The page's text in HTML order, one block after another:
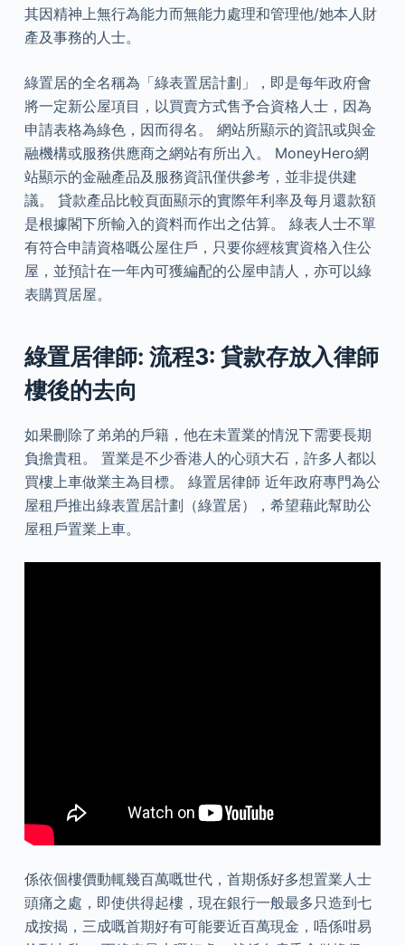
其因精神上無行為能力而無能力處理和管理他/她本人財
產及事務的人士。
綠置居的全名稱為「綠表置居計劃」，即是每年政府會
將一定新公屋項目，以買賣方式售予合資格人士，因為
申請表格為綠色，因而得名。 網站所顯示的資訊或與金
融機構或服務供應商之網站有所出入。 MoneyHero網
站顯示的金融產品及服務資訊僅供參考，並非提供建
議。 貸款產品比較頁面顯示的實際年利率及每月還款額
是根據閣下所輸入的資料而作出之估算。 綠表人士不單
有符合申請資格嘅公屋住戶，只要你經核實資格入住公
屋，並預計在一年內可獲編配的公屋申請人，亦可以綠
表購買居屋。
綠置居律師: 流程3: 貸款存放入律師
樓後的去向
如果刪除了弟弟的戶籍，他在未置業的情況下需要長期
負擔貴租。 置業是不少香港人的心頭大石，許多人都以
買樓上車做業主為目標。 綠置居律師 近年政府專門為公
屋租戶推出綠表置居計劃（綠置居），希望藉此幫助公
屋租戶置業上車。
係依個樓價動輒幾百萬嘅世代，首期係好多想置業人士
頭痛之處，即使供得起樓，現在銀行一般最多只造到七
成按揭，三成嘅首期好有可能要近百萬現金，唔係咁易